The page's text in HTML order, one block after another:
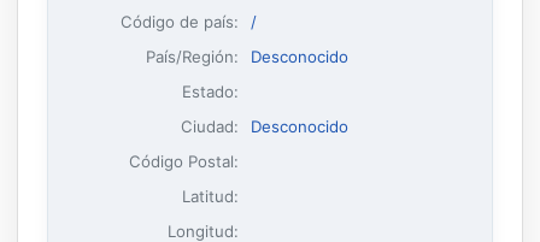
Código de país:
/
País/Región:
Desconocido
Estado:
Ciudad:
Desconocido
Código Postal:
Latitud:
Longitud: